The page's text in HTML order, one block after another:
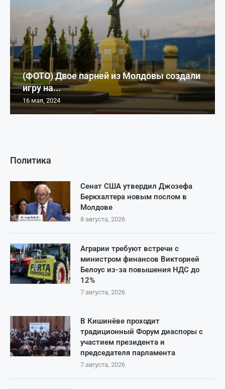
Политика
Сенат США утвердил Джозефа
Беркхалтера новым послом в
Молдове
8 августа, 2026
Аграрии требуют встречи с
министром финансов Викторией
Белоус из-за повышения НДС до
12%
7 августа, 2026
В Кишинёве проходит
традиционный Форум диаспоры с
участием президента и
председателя парламента
7 августа, 2026
(ФОТО) Двое парней из Молдовы создали
игру на...
16 мая, 2024